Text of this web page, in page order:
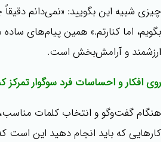
چیزی شبیه این بگویید: «نمی‌دانم دقیقاً
بگویم، اما کنارتم.» همین پیام‌های ساده
ارزشمند و آرامش‌بخش است.
روی افکار و احساسات فرد سوگوار تمرکز
هنگام گفت‌وگو و انتخاب کلمات
کارهایی که باید انجام دهید این است